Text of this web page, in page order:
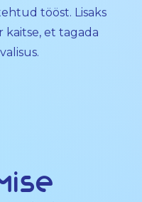
tööst. Lisaks
kaitse, et tagada